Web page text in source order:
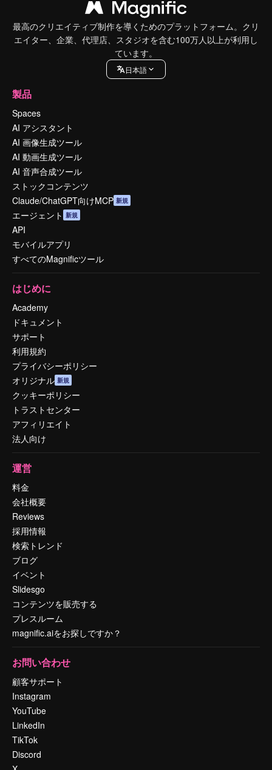
最高のクリエイティブ制作を導くためのプラットフォーム。クリ
エイター、企業、代理店、スタジオを含む100万人以上が利用し
ています。
日本語
製品
Spaces
AI アシスタント
AI 画像生成ツール
AI 動画生成ツール
AI 音声合成ツール
ストックコンテンツ
Claude/ChatGPT向けMCP 新規
エージェント 新規
API
モバイルアプリ
すべてのMagnificツール
はじめに
Academy
ドキュメント
サポート
利用規約
プライバシーポリシー
オリジナル 新規
クッキーポリシー
トラストセンター
アフィリエイト
法人向け
運営
料金
会社概要
Reviews
採用情報
検索トレンド
ブログ
イベント
Slidesgo
コンテンツを販売する
プレスルーム
magnific.aiをお探しですか？
お問い合わせ
顧客サポート
Instagram
YouTube
LinkedIn
TikTok
Discord